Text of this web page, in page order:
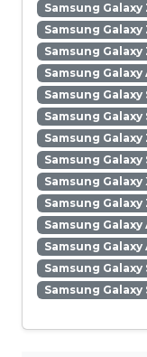
Samsung Galaxy
Samsung Galaxy
Samsung Galaxy
Samsung Galaxy
Samsung Galaxy
Samsung Galaxy
Samsung Galaxy
Samsung Galaxy
Samsung Galaxy
Samsung Galaxy
Samsung Galaxy
Samsung Galaxy
Samsung Galaxy
Samsung Galaxy